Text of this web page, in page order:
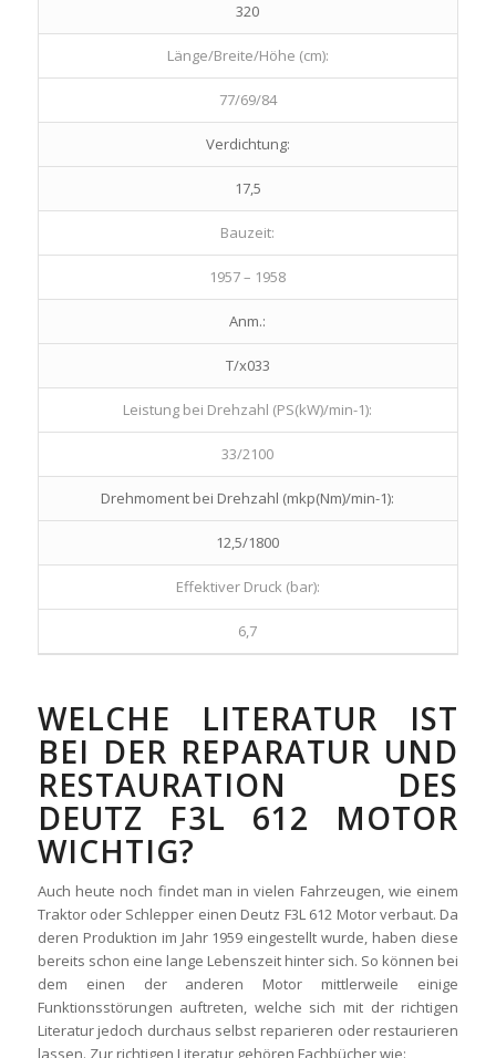
320
Länge/Breite/Höhe (cm):
77/69/84
Verdichtung:
17,5
Bauzeit:
1957 – 1958
Anm.:
T/x033
Leistung bei Drehzahl (PS(kW)/min-1):
33/2100
Drehmoment bei Drehzahl (mkp(Nm)/min-1):
12,5/1800
Effektiver Druck (bar):
6,7
WELCHE LITERATUR IST
BEI DER REPARATUR UND
RESTAURATION DES
DEUTZ F3L 612 MOTOR
WICHTIG?
Auch heute noch findet man in vielen Fahrzeugen, wie einem
Traktor oder Schlepper einen Deutz F3L 612 Motor verbaut. Da
deren Produktion im Jahr 1959 eingestellt wurde, haben diese
bereits schon eine lange Lebenszeit hinter sich. So können bei
dem einen der anderen Motor mittlerweile einige
Funktionsstörungen auftreten, welche sich mit der richtigen
Literatur jedoch durchaus selbst reparieren oder restaurieren
lassen. Zur richtigen Literatur gehören Fachbücher wie: